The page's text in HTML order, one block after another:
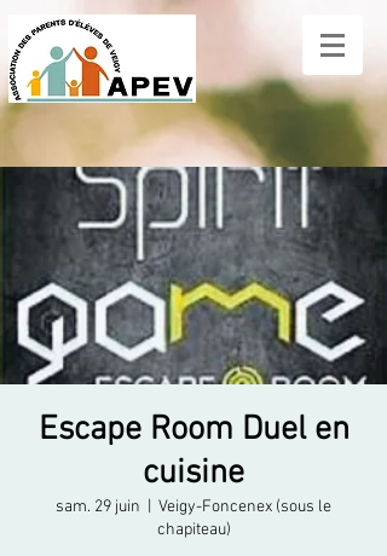
Escape Room Duel en
cuisine
sam. 29 juin
Veigy-Foncenex (sous le
chapiteau)